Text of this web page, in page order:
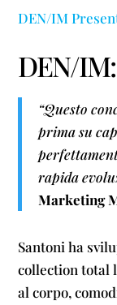
DEN/IM
DEN/
“Questo
prima su
rapida
Marketing
Santoni ha
collection total
al corpo,